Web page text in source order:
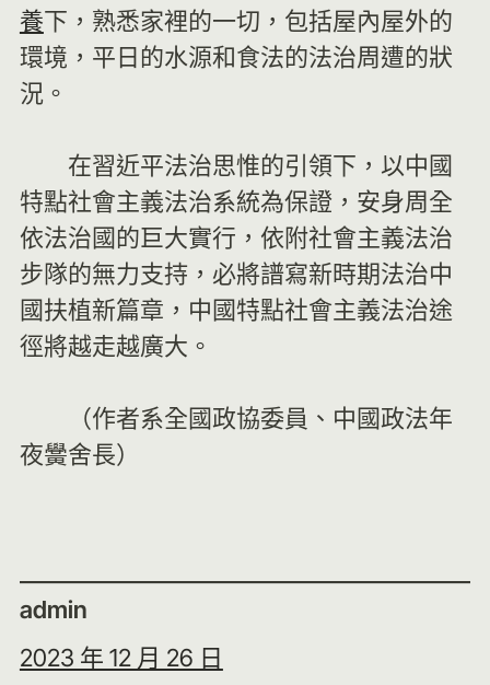
養下，熟悉家裡的一切，包括屋內屋外的
環境，平日的水源和食法的法治周遭的狀
況。
在習近平法治思惟的引領下，以中國
特點社會主義法治系統為保證，安身周全
依法治國的巨大實行，依附社會主義法治
步隊的無力支持，必將譜寫新時期法治中
國扶植新篇章，中國特點社會主義法治途
徑將越走越廣大。
（作者系全國政協委員、中國政法年
夜黌舍長）
admin
2023 年 12 月 26 日